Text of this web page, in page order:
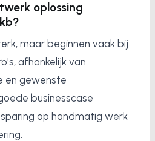
oplossing
maar beginnen vaak bij
afhankelijk van
en gewenste
businesscase
op handmatig werk